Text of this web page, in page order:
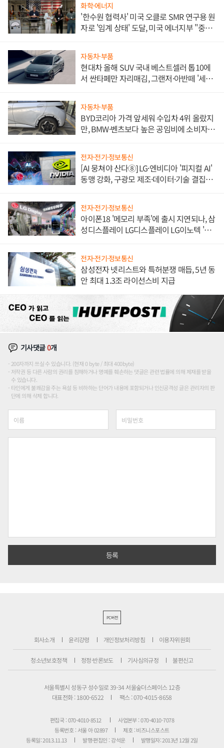
화학·에너지
'한수원 협력사' 미국 오클로 SMR 연구용 원
자로 '임계 상태' 도달, 미국 에너지부 "중요
자동차·부품
현대차 올해 SUV 국내 베스트셀러 톱10에
서 싼타페만 자리매김, 그랜저·아반떼 '세단
자동차·부품
BYD코리아 가격 앞세워 수입차 4위 올랐지
만, BMW·벤츠보다 높은 공임비에 소비자
전자·전기·정보통신
[AI 뭉쳐야 산다⑧] LG·엔비디아 '피지컬 AI'
동맹 강화, 구광모 제조·데이터·기술 결집
전자·전기·정보통신
아이폰18 '메모리 부족'에 출시 지연되나, 삼
성디스플레이 LG디스플레이 LG이노텍 '탈
전자·전기·정보통신
삼성전자 넷리스트와 특허분쟁 매듭, 5년 동
안 최대 1.3조 라이선스비 지급
기사댓글0개
200자까지 쓰실 수 있습니다. (현재 0 byte / 최대 400byte)
저작권 등 다른 사람의 권리를 침해하거나 명예를 훼손하는 댓글은 관련 법률에 의해 제재를 받을
수 있습니다.
타인에게 불쾌감을 주는 욕설 등 비하하는 단어가 내용에 포함되거나 인신공격성 글은 관리자의 판
단에 의해 삭제 합니다.
PC버전
회사소개 윤리강령 개인정보처리방침 이용자위원회
청소년보호정책 정정·반론보도 기사심의규정 불편신고
서울특별시 성동구 성수일로 39-34 서울숲더스페이스 12층
대표전화 : 1800-6522
팩스 : 070-4015-8658
편집국 : 070-4010-8512
사업본부 : 070-4010-7078
등록번호 : 서울 아 02897
제호 : 비즈니스포스트
등록일: 2013.11.13
발행·편집인 : 강석운
발행일자: 2013년 12월 2일